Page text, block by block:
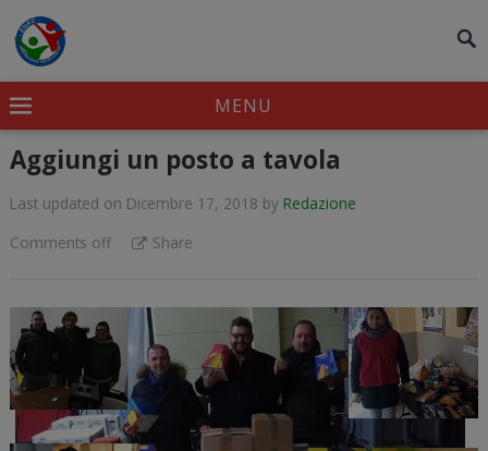
MENU
Aggiungi un posto a tavola
Last updated on Dicembre 17, 2018 by Redazione
Comments off
Share